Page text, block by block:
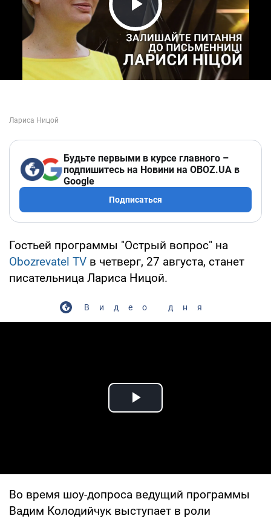
Play Video
Будьте первыми в курсе главного –
подпишитесь на Новини на OBOZ.UA в
Google
Подписаться
Гостьей программы "Острый вопрос" на
Obozrevatel TV в четверг, 27 августа, станет
писательница Лариса Ницой.
Видео дня
Play Video
Во время шоу-допроса ведущий программы
Вадим Колодийчук выступает в роли